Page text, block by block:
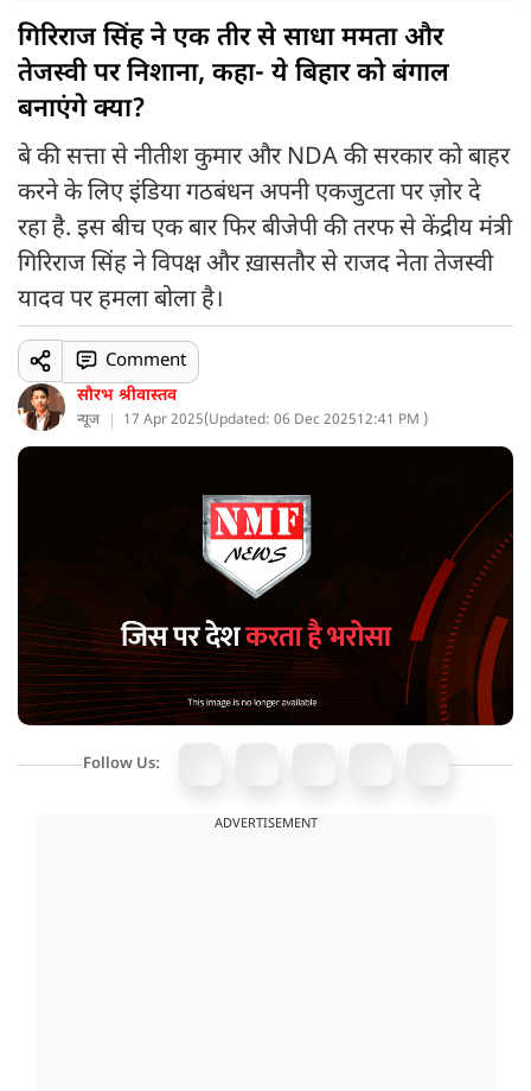
गिरिराज सिंह ने एक तीर से साधा ममता और
तेजस्वी पर निशाना, कहा- ये बिहार को बंगाल
बनाएंगे क्या?
बे की सत्ता से नीतीश कुमार और NDA की सरकार को बाहर
करने के लिए इंडिया गठबंधन अपनी एकजुटता पर ज़ोर दे
रहा है. इस बीच एक बार फिर बीजेपी की तरफ से केंद्रीय मंत्री
गिरिराज सिंह ने विपक्ष और ख़ासतौर से राजद नेता तेजस्वी
यादव पर हमला बोला है।
सौरभ श्रीवास्तव
न्यूज 17 Apr 2025(Updated: 06 Dec 202512:41 PM )
Comment
Follow Us:
ADVERTISEMENT